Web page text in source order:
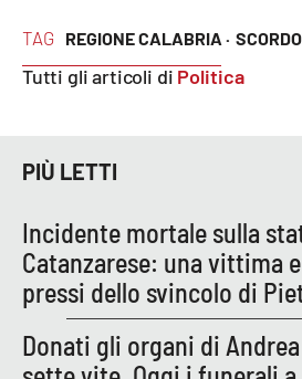
APP
Android
TAG REGIONE CALABRIA ·
Tutti gli articoli di Politica
PIÙ LETTI
Incidente mortale sulla
Catanzarese: una vittima
pressi dello svincolo di
Donati gli organi di